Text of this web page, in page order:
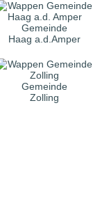
Gemeinde
Haag a.d.Amper
Gemeinde
Zolling